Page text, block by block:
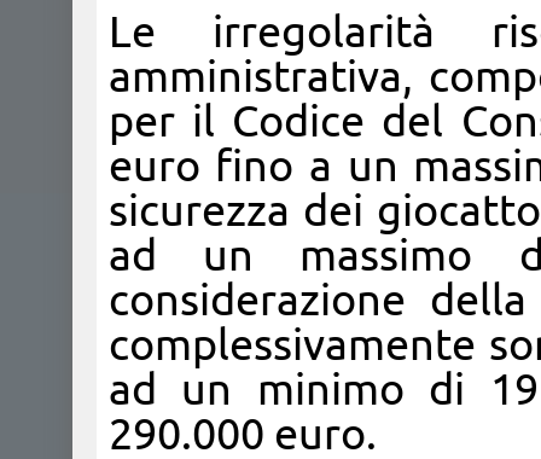
Le irregolarità
amministrativa,
per il Codice del
euro fino a un
sicurezza dei
ad un massimo
considerazione
complessivamente
ad un minimo di
290.000 euro.​